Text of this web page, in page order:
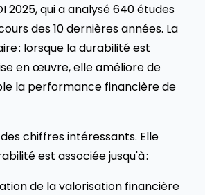
2025, qui a analysé 640 études
des 10 dernières années. La
: lorsque la durabilité est
en œuvre, elle améliore de
la performance financière de
chiffres intéressants. Elle
est associée jusqu'à :
de la valorisation financière